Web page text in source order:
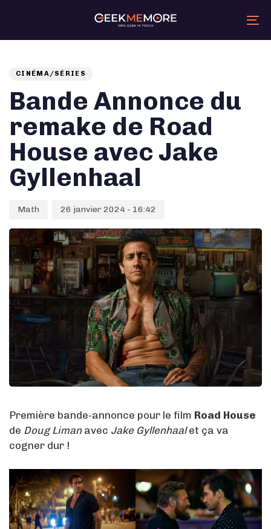
Skip
CINÉMA/SÉRIES
Bande Annonce du
remake de Road
House avec Jake
Gyllenhaal
Math 26 janvier 2024 - 16:42
Première bande-annonce pour le film Road House
de Doug Limanavec Jake Gyllenhaalet ça va
cogner dur !